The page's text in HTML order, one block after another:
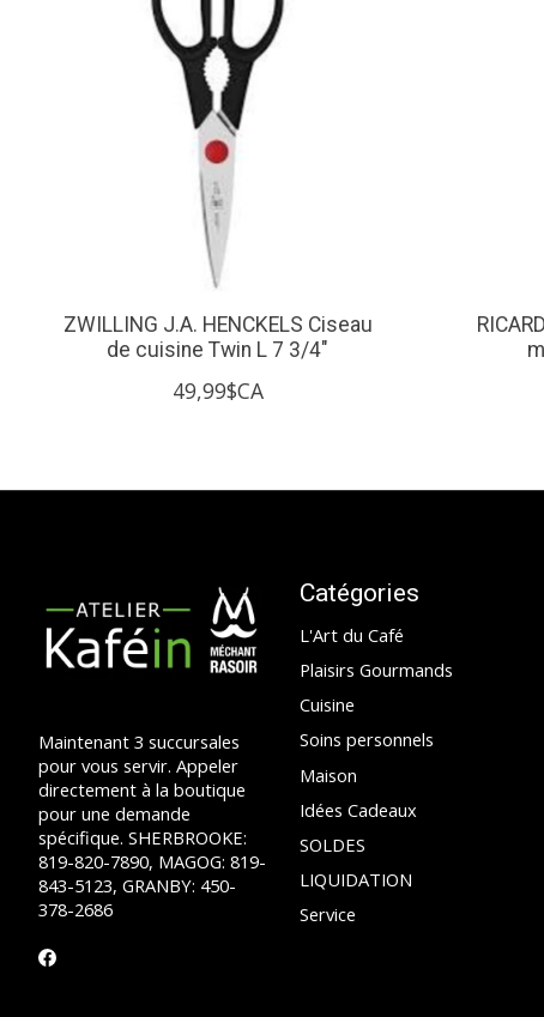
ZWILLING J.A. HENCKELS Ciseau
de cuisine Twin L 7 3/4"
49,99$CA
Maintenant 3 succursales
pour vous servir. Appeler
directement à la boutique
pour une demande
spécifique. SHERBROOKE:
819-820-7890, MAGOG: 819-
843-5123, GRANBY: 450-
378-2686
Catégories
L'Art du Café
Plaisirs Gourmands
Cuisine
Soins personnels
Maison
Idées Cadeaux
SOLDES
LIQUIDATION
Service